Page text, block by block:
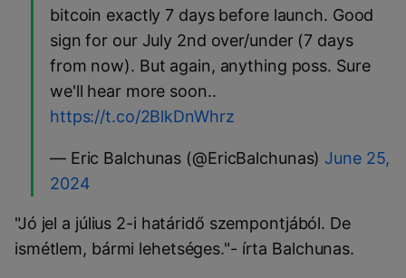
bitcoin exactly 7 days before launch. Good
sign for our July 2nd over/under (7 days
from now). But again, anything poss. Sure
we'll hear more soon..
https://t.co/2BlkDnWhrz
— Eric Balchunas (@EricBalchunas) June 25,
2024
"Jó jel a július 2-i határidő szempontjából. De
ismétlem, bármi lehetséges."- írta Balchunas.